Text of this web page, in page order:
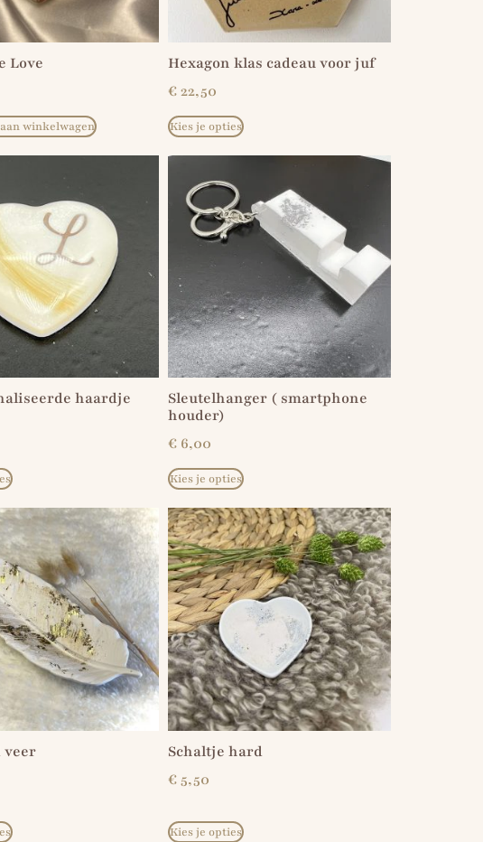
Love
winkelwagen
Hexagon klas cadeau voor juf
€22,50
Kies je opties
haardje
Sleutelhanger ( smartphone
houder)
€ 6,00
Kies je opties
veer
Schaltje hard
€5,50
Kies je opties